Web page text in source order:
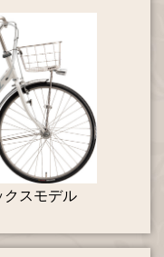
スモデル